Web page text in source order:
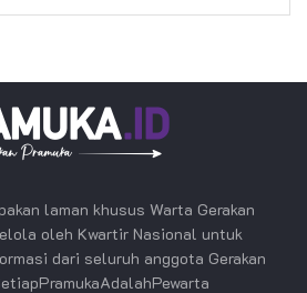
laman khusus Warta Gerakan
oleh Kwartir Nasional untuk
dari seluruh anggota Gerakan